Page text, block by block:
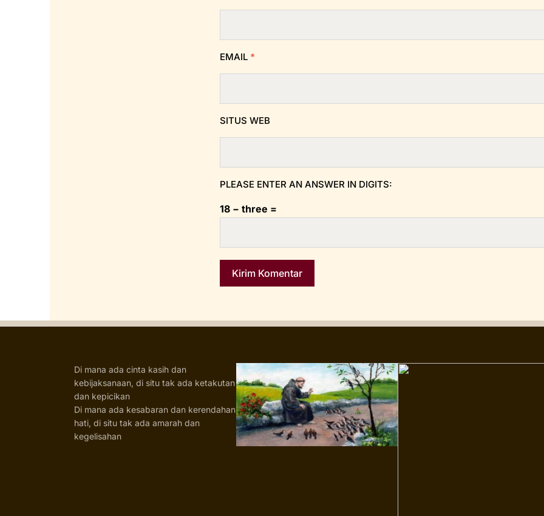
EMAIL *
SITUS WEB
PLEASE ENTER AN ANSWER IN DIGITS:
18 − three =
Di mana ada cinta kasih dan
kebijaksanaan, di situ tak ada ketakutan
dan kepicikan
Di mana ada kesabaran dan kerendahan
hati, di situ tak ada amarah dan
kegelisahan